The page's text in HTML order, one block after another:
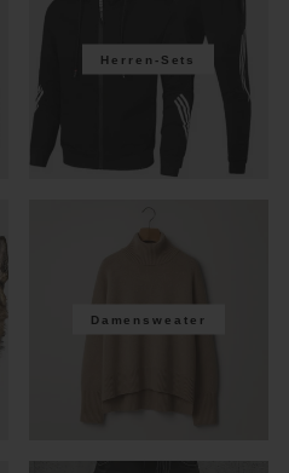
Herren-Sets
Damensweater